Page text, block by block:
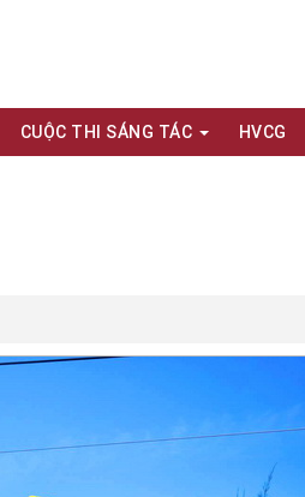
CUỘC THI SÁNG TÁC HVCG